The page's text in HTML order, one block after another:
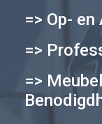
=> Op-
=>
=>